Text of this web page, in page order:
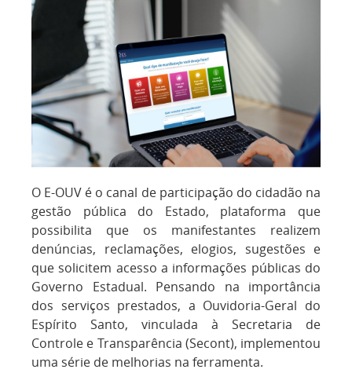
O E-OUV é o canal de participação do cidadão na
gestão pública do Estado, plataforma que
possibilita que os manifestantes realizem
denúncias, reclamações, elogios, sugestões e
que solicitem acesso a informações públicas do
Governo Estadual. Pensando na importância
dos serviços prestados, a Ouvidoria-Geral do
Espírito Santo, vinculada à Secretaria de
Controle e Transparência (Secont), implementou
uma série de melhorias na ferramenta.